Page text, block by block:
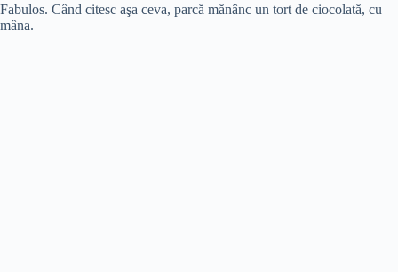
Fabulos. Când citesc aşa ceva, parcă mănânc un tort de ciocolată, cu
mâna.